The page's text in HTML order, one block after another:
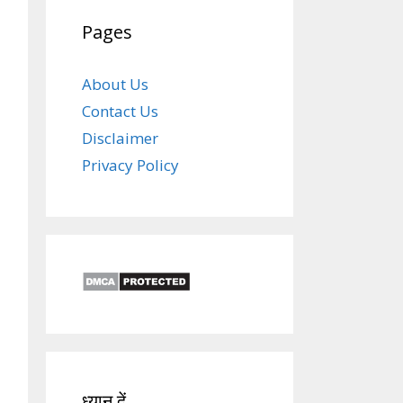
Pages
About Us
Contact Us
Disclaimer
Privacy Policy